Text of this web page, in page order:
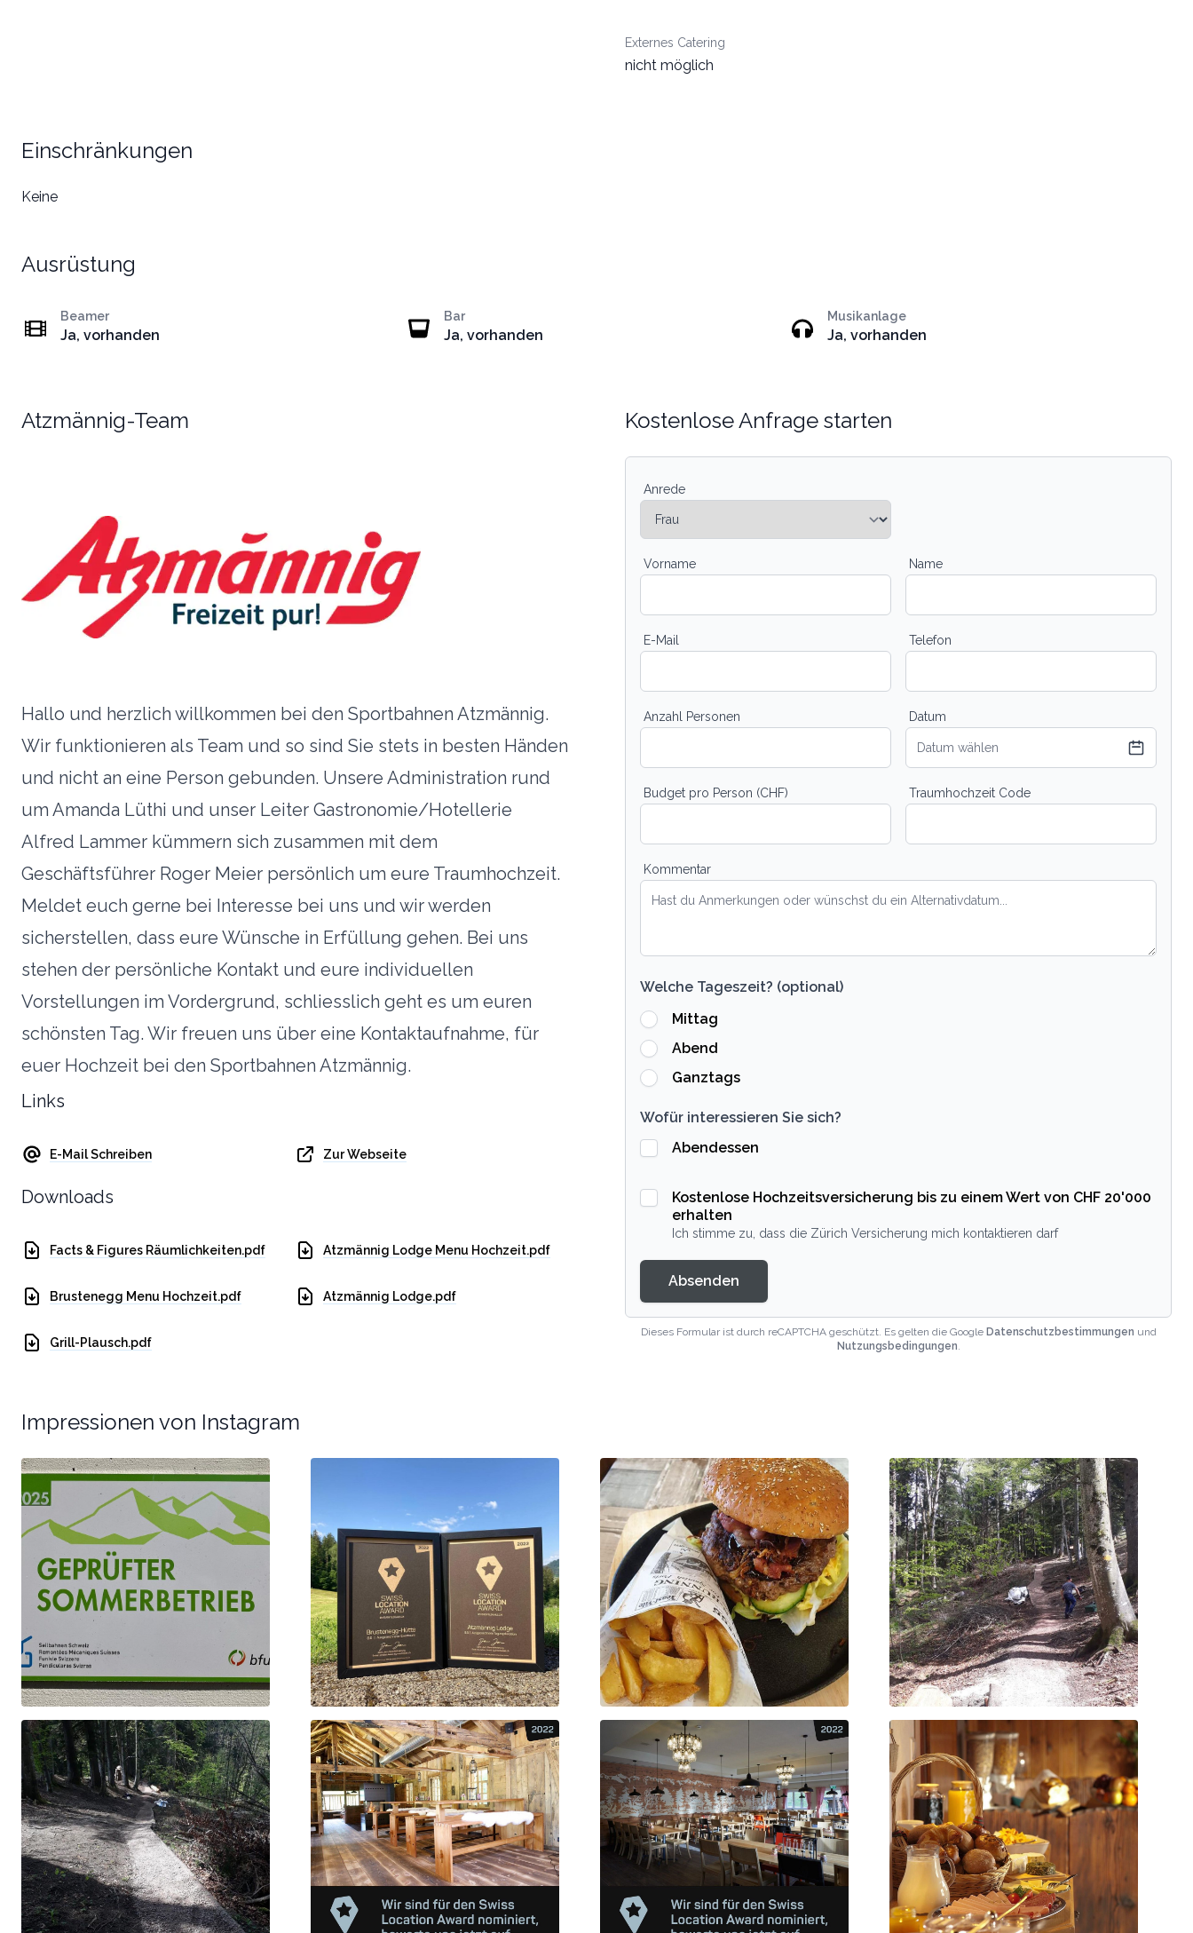
Externes Catering
nicht möglich
Einschränkungen
Keine
Ausrüstung
Beamer
Ja, vorhanden
Bar
Ja, vorhanden
Musikanlage
Ja, vorhanden
Atzmännig-Team
Hallo und herzlich willkommen bei den Sportbahnen Atzmännig.
Wir funktionieren als Team und so sind Sie stets in besten Händen
und nicht an eine Person gebunden. Unsere Administration rund
um Amanda Lüthi und unser Leiter Gastronomie/Hotellerie
Alfred Lammer kümmern sich zusammen mit dem
Geschäftsführer Roger Meier persönlich um eure Traumhochzeit.
Meldet euch gerne bei Interesse bei uns und wir werden
sicherstellen, dass eure Wünsche in Erfüllung gehen. Bei uns
stehen der persönliche Kontakt und eure individuellen
Vorstellungen im Vordergrund, schliesslich geht es um euren
schönsten Tag. Wir freuen uns über eine Kontaktaufnahme, für
euer Hochzeit bei den Sportbahnen Atzmännig.
Links
E-Mail Schreiben Zur Webseite
Downloads
Facts & Figures Räumlichkeiten.pdf Atzmännig Lodge Menu Hochzeit.pdf
Brustenegg Menu Hochzeit.pdf Atzmännig Lodge.pdf
Grill-Plausch.pdf
Kostenlose Anfrage starten
Anrede
Vorname Name
E-Mail Telefon
Anzahl Personen Datum
Datum wählen
Budget pro Person (CHF) Traumhochzeit Code
Kommentar
Welche Tageszeit? (optional)
Mittag
Abend
Ganztags
Wofür interessieren Sie sich?
Abendessen
Kostenlose Hochzeitsversicherung bis zu einem Wert von CHF 20'000
erhalten
Ich stimme zu, dass die Zürich Versicherung mich kontaktieren darf
Absenden
Dieses Formular ist durch reCAPTCHA geschützt. Es gelten die Google Datenschutzbestimmungen und
Nutzungsbedingungen.
Impressionen von Instagram